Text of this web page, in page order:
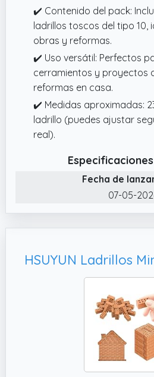
✔️ Contenido del pack:
ladrillos toscos del tipo 10,
obras y reformas.
✔️ Uso versátil: Perfectos
cerramientos y proyectos
reformas en casa.
✔️ Medidas aproximadas:
ladrillo (puedes ajustar
real).
Fecha de
07-05-